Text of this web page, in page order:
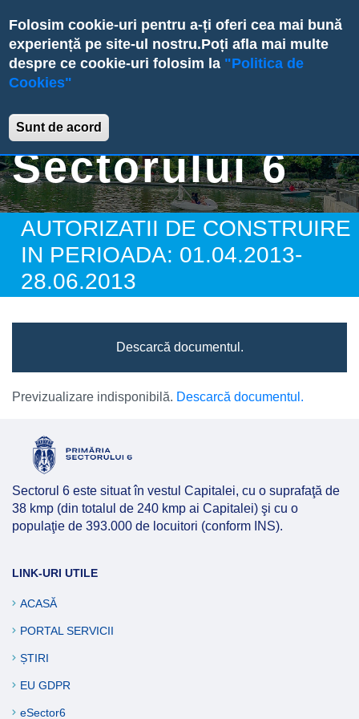
Folosim cookie-uri pentru a-ți oferi cea mai bună
experiență pe site-ul nostru.Poți afla mai multe
despre ce cookie-uri folosim la "Politica de
Cookies"
Sunt de acord
to
main
content
Primăria
Sectorului 6
AUTORIZATII DE CONSTRUIRE
IN PERIOADA: 01.04.2013-
28.06.2013
Descarcă documentul.
Previzualizare indisponibilă. Descarcă documentul.
Sectorul 6 este situat în vestul Capitalei, cu o suprafaţă de
38 kmp (din totalul de 240 kmp ai Capitalei) şi cu o
populaţie de 393.000 de locuitori (conform INS).
LINK-URI UTILE
ACASĂ
PORTAL SERVICII
ȘTIRI
EU GDPR
eSector6